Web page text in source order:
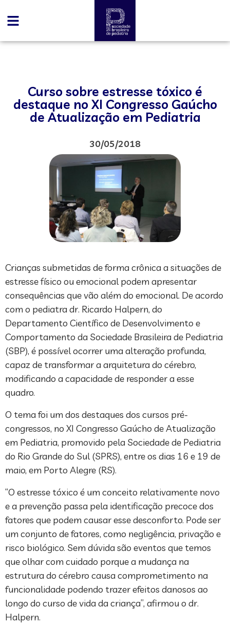
Curso sobre estresse tóxico é
destaque no XI Congresso Gaúcho
de Atualização em Pediatria
30/05/2018
Crianças submetidas de forma crônica a situações de
estresse físico ou emocional podem apresentar
consequências que vão além do emocional. De acordo
com o pediatra dr. Ricardo Halpern, do
Departamento Científico de Desenvolvimento e
Comportamento da Sociedade Brasileira de Pediatria
(SBP), é possível ocorrer uma alteração profunda,
capaz de transformar a arquitetura do cérebro,
modificando a capacidade de responder a esse
quadro.
O tema foi um dos destaques dos cursos pré-
congressos, no XI Congresso Gaúcho de Atualização
em Pediatria, promovido pela Sociedade de Pediatria
do Rio Grande do Sul (SPRS), entre os dias 16 e 19 de
maio, em Porto Alegre (RS).
“O estresse tóxico é um conceito relativamente novo
e a prevenção passa pela identificação precoce dos
fatores que podem causar esse desconforto. Pode ser
um conjunto de fatores, como negligência, privação e
risco biológico. Sem dúvida são eventos que temos
que olhar com cuidado porque a mudança na
estrutura do cérebro causa comprometimento na
funcionalidade podendo trazer efeitos danosos ao
longo do curso de vida da criança”, afirmou o dr.
Halpern.